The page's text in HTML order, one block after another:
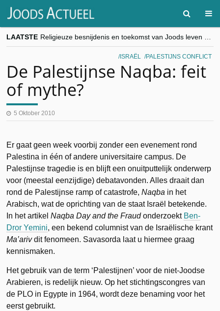
LAATSTE
“Besnijdenisdebat toont hoe moeilijk seculiere Westen minderheden begrijpt”, Jinnih Beels (Vooruit)
CITYTRIP | ROEMENIË – Boekarest: de verrassing van Oost-Europa
ISRAËL PALESTIJNS CONFLICT
De Palestijnse Naqba: feit
of mythe?
5 Oktober 2010
Er gaat geen week voorbij zonder een evenement rond
Palestina in één of andere universitaire campus. De
Palestijnse tragedie is en blijft een onuitputtelijk onderwerp
voor (meestal eenzijdige) debatavonden. Alles draait dan
rond de Palestijnse ramp of catastrofe,Naqba in het
Arabisch, wat de oprichting van de staat Israël betekende.
In het artikelNaqba Day and the Fraudonderzoekt Ben-
Dror Yemini, een bekend columnist van de Israëlische krant
Ma’arivdit fenomeen. Savasorda laat u hiermee graag
kennismaken.
Het gebruik van de term ‘Palestijnen’ voor de niet-Joodse
Arabieren, is redelijk nieuw. Op het stichtingscongres van
de PLO in Egypte in 1964, wordt deze benaming voor het
eerst gebruikt.